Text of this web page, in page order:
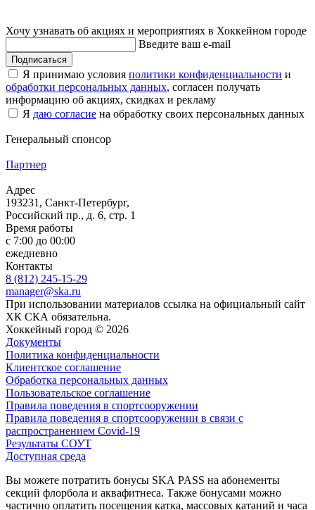
Хочу узнавать об акциях и мероприятиях в Хоккейном городе
Введите ваш e-mail
Подписаться
Я принимаю условия политики конфиденциальности и
обработки персональных данных, согласен получать
информацию об акциях, скидках и рекламу
Я даю согласие на обработку своих персональных данных
Генеральный спонсор
Партнер
Адрес
193231, Санкт-Петербург,
Российский пр., д. 6, стр. 1
Время работы
с 7:00 до 00:00
ежедневно
Контакты
8 (812) 245-15-29
manager@ska.ru
При использовании материалов ссылка на официальный сайт
ХК СКА обязательна.
Хоккейный город © 2026
Документы
Политика конфиденциальности
Клиентское соглашение
Обработка персональных данных
Пользовательское соглашение
Правила поведения в спортсооружении
Правила поведения в спортсооружении в связи с
распространением Covid-19
Результаты СОУТ
Доступная среда
Вы можете потратить бонусы SKA PASS на абонементы
секций флорбола и аквафитнеса. Также бонусами можно
частично оплатить посещения катка, массовых катаний и часа